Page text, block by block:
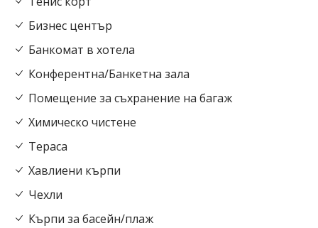
Бизнес център
Банкомат в хотела
Конферентна/Банкетна зала
Помещение за съхранение на багаж
Химическо чистене
Тераса
Хавлиени кърпи
Чехли
Кърпи за басейн/плаж